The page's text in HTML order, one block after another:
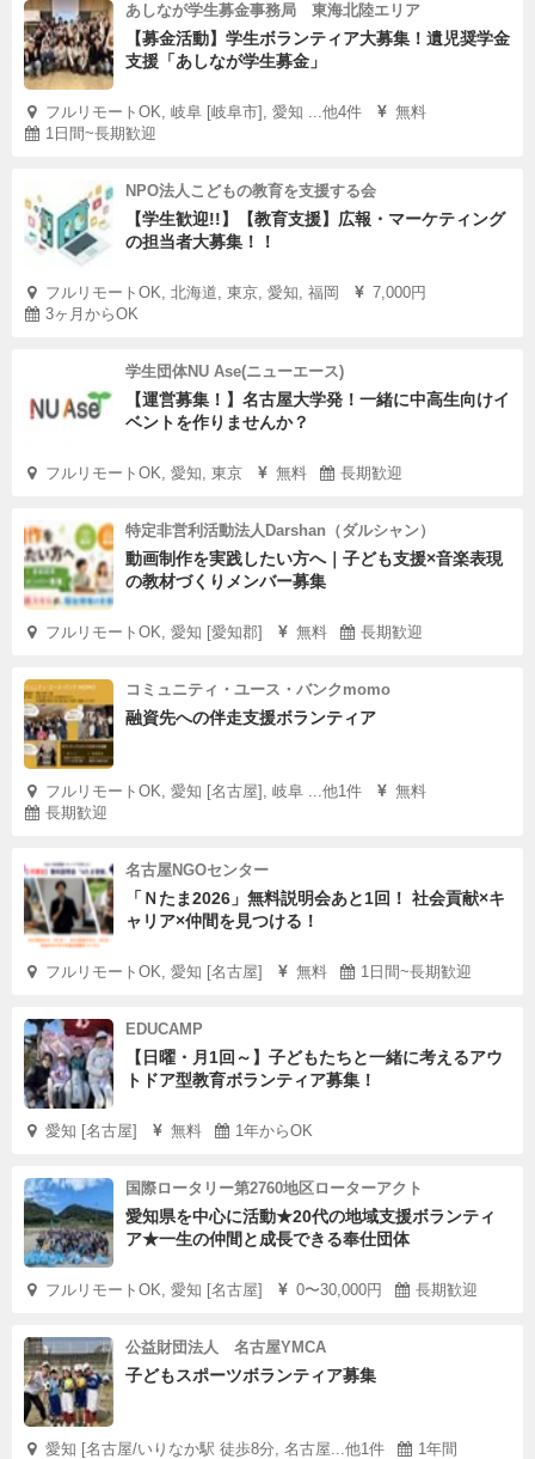
あしなが学生募金事務局 東海北陸エリア
【募金活動】学生ボランティア大募集！遺児奨学金
支援「あしなが学生募金」
フルリモートOK, 岐阜 [岐阜市], 愛知 ...他4件
無料
1日間~長期歓迎
NPO法人こどもの教育を支援する会
【学生歓迎!!】【教育支援】広報・マーケティング
の担当者大募集！！
フルリモートOK, 北海道, 東京, 愛知, 福岡
7,000円
3ヶ月からOK
学生団体NU Ase(ニューエース)
【運営募集！】名古屋大学発！一緒に中高生向けイ
ベントを作りませんか？
フルリモートOK, 愛知, 東京 無料 長期歓迎
特定非営利活動法人Darshan（ダルシャン）
動画制作を実践したい方へ｜子ども支援×音楽表現
の教材づくりメンバー募集
フルリモートOK, 愛知 [愛知郡] 無料 長期歓迎
コミュニティ・ユース・バンクmomo
融資先への伴走支援ボランティア
フルリモートOK, 愛知 [名古屋], 岐阜 ...他1件
無料
長期歓迎
名古屋NGOセンター
「Ｎたま2026」無料説明会あと1回！ 社会貢献×キ
ャリア×仲間を見つける！
フルリモートOK, 愛知 [名古屋] 無料 1日間~長期歓迎
EDUCAMP
【日曜・月1回～】子どもたちと一緒に考えるアウ
トドア型教育ボランティア募集！
愛知 [名古屋] 無料 1年からOK
国際ロータリー第2760地区ローターアクト
愛知県を中心に活動★20代の地域支援ボランティ
ア★一生の仲間と成長できる奉仕団体
フルリモートOK, 愛知 [名古屋] 0〜30,000円 長期歓迎
公益財団法人 名古屋YMCA
子どもスポーツボランティア募集
愛知 [名古屋/いりなか駅 徒歩8分, 名古屋...他1件
1年間